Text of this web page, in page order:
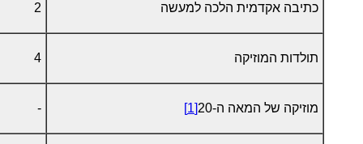
כתיבה אקדמית הלכה למעשה 2
תולדות המוזיקה 4
מוזיקה של המאה ה-20 [1]
-